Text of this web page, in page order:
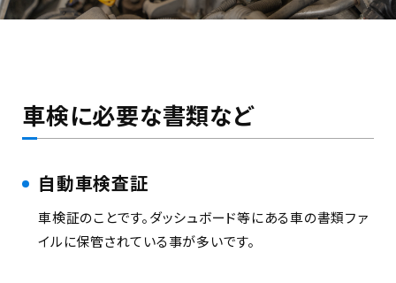
車検に必要な書類など
自動車検査証
車検証のことです。ダッシュボード等にある車の書類ファ
イルに保管されている事が多いです。